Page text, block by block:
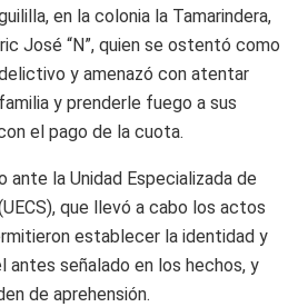
en la colonia la Tamarindera,
José “N”, quien se ostentó como
y amenazó con atentar
y prenderle fuego a sus
el pago de la cuota.
ante la Unidad Especializada de
que llevó a cabo los actos
establecer la identidad y
antes señalado en los hechos, y
de aprehensión.